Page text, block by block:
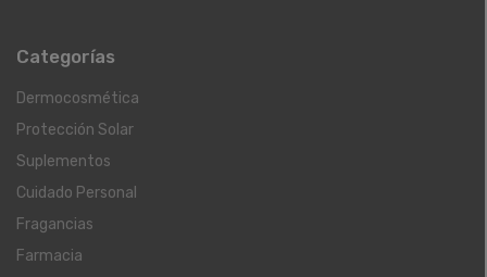
Categorías
Dermocosmética
Protección Solar
Suplementos
Cuidado Personal
Fragancias
Farmacia